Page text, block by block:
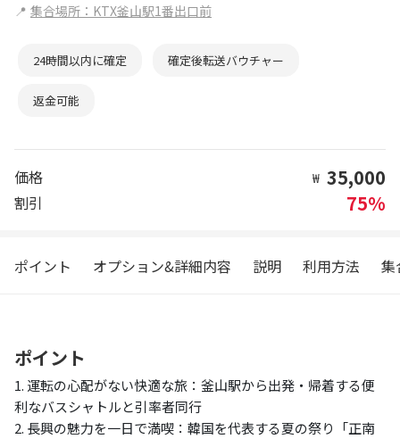
📍 集合場所：KTX釜山駅1番出口前
24時間以内に確定 確定後転送バウチャー
返金可能
価格 ₩ 35,000
割引 75%
ポイント オプション&詳細内容 説明 利用方法 集
ポイント
1. 運転の心配がない快適な旅：釜山駅から出発・帰着する便
利なバスシャトルと引率者同行
2. 長興の魅力を一日で満喫：韓国を代表する夏の祭り「正南